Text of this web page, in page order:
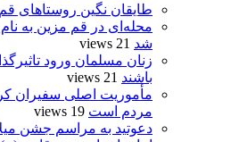
طایقان نگین روستاهای قم
محله‌ای در قم مزین به
شد 21 views
زنان مسلمان ورود
باشند 21 views
مأموریت اصلی سفیران
مردم است 19 views
دعوتید به مراسم جشن